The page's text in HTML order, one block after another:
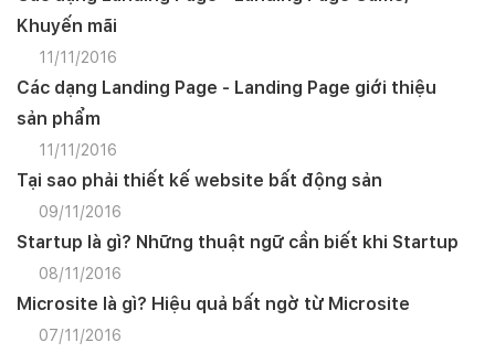
Khuyến mãi
11/11/2016
Các dạng Landing Page - Landing Page giới thiệu
sản phẩm
11/11/2016
Tại sao phải thiết kế website bất động sản
09/11/2016
Startup là gì? Những thuật ngữ cần biết khi Startup
08/11/2016
Microsite là gì? Hiệu quả bất ngờ từ Microsite
07/11/2016